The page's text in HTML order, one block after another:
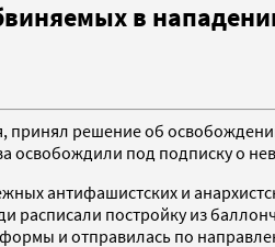
в
принял решение об
освобождили под подписку о
антифашистских и
постройку из
и отправилась по